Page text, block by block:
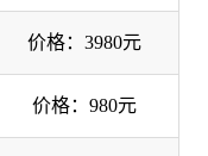
价格：3980元
价格：980元